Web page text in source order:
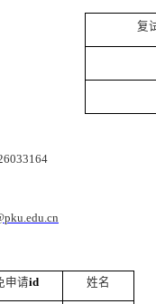
复
申请id 姓名